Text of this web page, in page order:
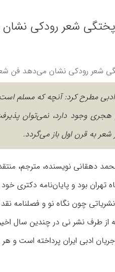
شعر رودکی
مطرح کرد: آنچه که مسلم
وجود دارد، نمی‌توان
به قرن اول باز می‌گردد.
دهقانی نویسنده، مترجم،
تهران بود و پایان‌نامه دکتری
چون نگاه نو و فصلنامه
از طرف نشر نی در چندین سال
ادبی ایران پرداخته است